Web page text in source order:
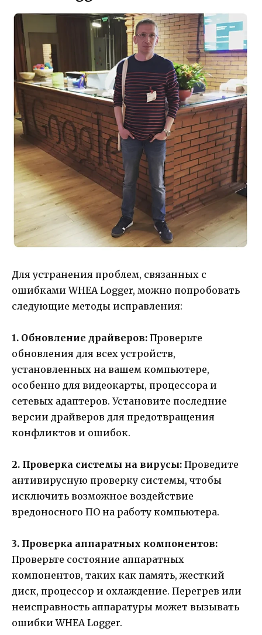
Для устранения проблем, связанных с
ошибками WHEA Logger, можно попробовать
следующие методы исправления:
1. Обновление драйверов: Проверьте
обновления для всех устройств,
установленных на вашем компьютере,
особенно для видеокарты, процессора и
сетевых адаптеров. Установите последние
версии драйверов для предотвращения
конфликтов и ошибок.
2. Проверка системы на вирусы: Проведите
антивирусную проверку системы, чтобы
исключить возможное воздействие
вредоносного ПО на работу компьютера.
3. Проверка аппаратных компонентов:
Проверьте состояние аппаратных
компонентов, таких как память, жесткий
диск, процессор и охлаждение. Перегрев или
неисправность аппаратуры может вызывать
ошибки WHEA Logger.